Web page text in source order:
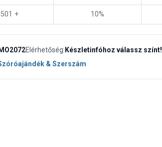
501 + 10%
MO2072Elérhetőség: Készletinfóhoz válassz színt!
& Szerszám